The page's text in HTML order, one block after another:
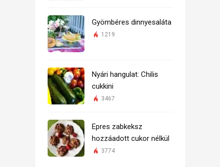
Gyömbéres dinnyesaláta
1219
Nyári hangulat: Chilis
cukkini
3467
Epres zabkeksz
hozzáadott cukor nélkül
3774